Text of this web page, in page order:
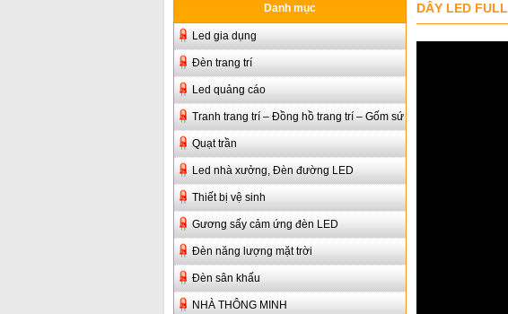
Danh mục
Led gia dụng
Đèn trang trí
Led quảng cáo
Tranh trang trí – Đồng hồ trang trí – Gốm sứ
Quạt trần
Led nhà xưởng, Đèn đường LED
Thiết bị vệ sinh
Gương sấy cảm ứng đèn LED
Đèn năng lượng mặt trời
Đèn sân khấu
NHÀ THÔNG MINH
DÂY LED FULL